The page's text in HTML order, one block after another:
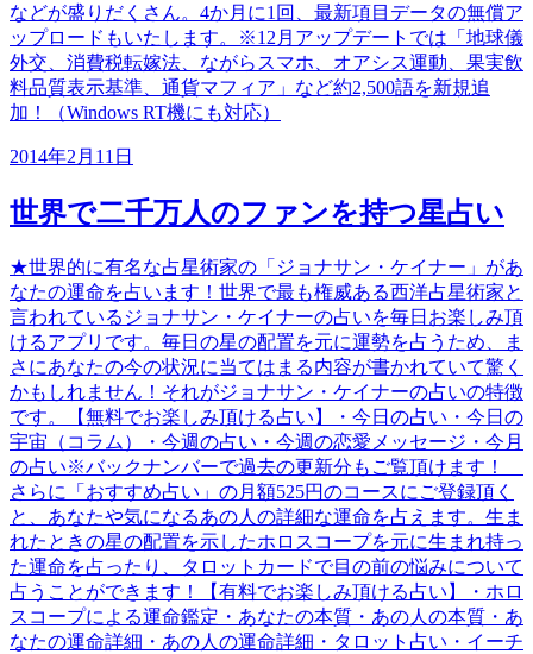
などが盛りだくさん。4か月に1回、最新項目データの無償ア
ップロードもいたします。※12月アップデートでは「地球儀
外交、消費税転嫁法、ながらスマホ、オアシス運動、果実飲
料品質表示基準、通貨マフィア」など約2,500語を新規追
加！（Windows RT機にも対応）
2014年2月11日
世界で二千万人のファンを持つ星占い
★世界的に有名な占星術家の「ジョナサン・ケイナー」があ
なたの運命を占います！世界で最も権威ある西洋占星術家と
言われているジョナサン・ケイナーの占いを毎日お楽しみ頂
けるアプリです。毎日の星の配置を元に運勢を占うため、ま
さにあなたの今の状況に当てはまる内容が書かれていて驚く
かもしれません！それがジョナサン・ケイナーの占いの特徴
です。【無料でお楽しみ頂ける占い】・今日の占い・今日の
宇宙（コラム）・今週の占い・今週の恋愛メッセージ・今月
の占い※バックナンバーで過去の更新分もご覧頂けます！
さらに「おすすめ占い」の月額525円のコースにご登録頂く
と、あなたや気になるあの人の詳細な運命を占えます。生ま
れたときの星の配置を示したホロスコープを元に生まれ持っ
た運命を占ったり、タロットカードで目の前の悩みについて
占うことができます！【有料でお楽しみ頂ける占い】・ホロ
スコープによる運命鑑定・あなたの本質・あの人の本質・あ
なたの運命詳細・あの人の運命詳細・タロット占い・イーチ